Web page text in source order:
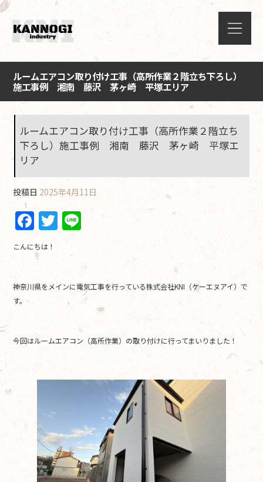
ルームエアコン取り付け工事（高所作業２階立ち下ろし）
施工事例 湘南 藤沢 茅ヶ崎 平塚エリア
ルームエアコン取り付け工事（高所作業２階立ち
下ろし）施工事例 湘南 藤沢 茅ヶ崎 平塚エ
リア
投稿日 2025年4月11日
F
a
c
e
b
o
k
T
w
itt
er
こんにちは！
神奈川県をメインに電気工事を行っている株式会社KNI（ケーエヌアイ）で
す。
今回はルームエアコン（高所作業）の取り付けに行ってまいりました！